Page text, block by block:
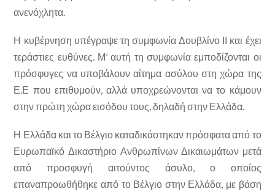
ανενόχλητα.
Η κυβέρνηση υπέγραψε τη συμφωνία Δουβλίνο ΙΙ και έχει
τεράστιες ευθύνες. Μ’ αυτή τη συμφωνία εμποδίζονται οι
πρόσφυγες να υποβάλουν αίτημα ασύλου στη χώρα της
Ε.Ε που επιθυμούν, αλλά υποχρεώνονται να το κάμουν
στην πρώτη χώρα εισόδου τους, δηλαδή στην Ελλάδα.
Η Ελλάδα και το Βέλγιο καταδικάστηκαν πρόσφατα από το
Ευρωπαϊκό Δικαστήριο Ανθρωπίνων Δικαιωμάτων μετά
από προσφυγή αιτούντος άσυλο, ο οποίος
επαναπροωθήθηκε από το Βέλγιο στην Ελλάδα, με βάση